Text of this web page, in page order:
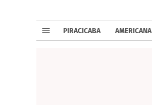
PIRACICABA AMERICANA